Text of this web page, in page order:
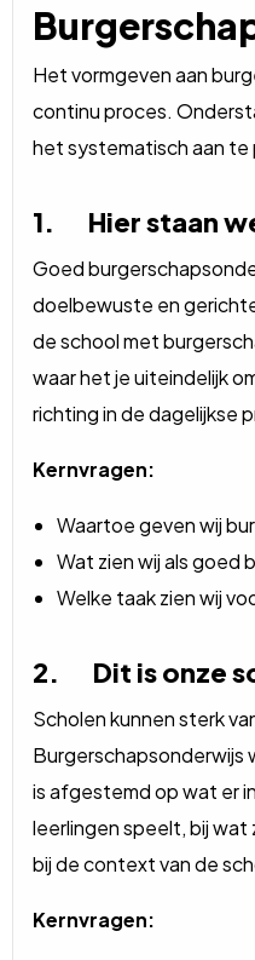
Het vormgeven aan
continu proces.
het systematisch aan te
1. Hier staan
Goed
doelbewuste en
de school met
waar het je uiteindelijk
richting in de dagelijkse
Kernvragen:
Waartoe geven wij
Wat zien wij als goed
Welke taak zien wij
2. Dit is onze
Scholen kunnen sterk
Burgerschapsonderwijs
is afgestemd op wat er
leerlingen speelt, bij
bij de context van de
Kernvragen: